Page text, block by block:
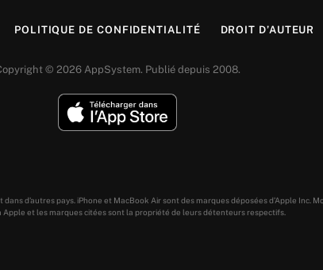
POLITIQUE DE CONFIDENTIALITÉ DROIT D’AUTEUR
© 2026 AppSystem. Publié depuis 2008.
d’autres pays. iPhone et MacBook Air sont des marques déposées d’Apple Inc.
Apple et les marques citées sont la propriété de leurs détenteurs respectifs.